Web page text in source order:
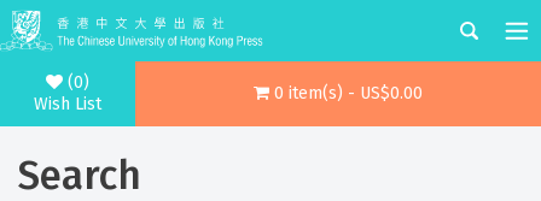
(0)
Wish List
0 item(s) - US$0.00
Search